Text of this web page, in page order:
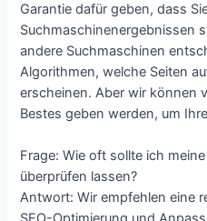
Garantie dafür geben, dass
Suchmaschinenergebnissen
andere Suchmaschinen
Algorithmen, welche Seiten
erscheinen. Aber wir können
Bestes geben werden, um
Frage: Wie oft sollte ich
überprüfen lassen?
Antwort: Wir empfehlen eine